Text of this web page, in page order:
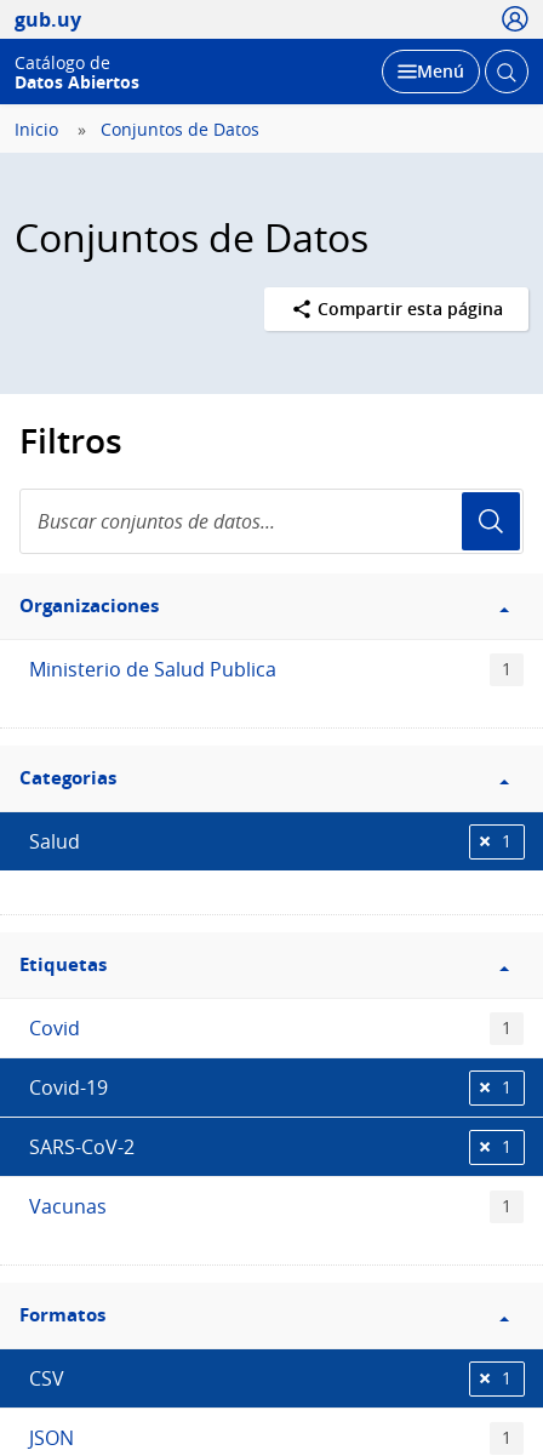
gub.uy
Catálogo de
Datos Abiertos
Desplegar
Menú Abrir
Inicio Conjuntos de Datos
Conjuntos de Datos
Compartir esta página
Filtros
conjuntos
de
Filtro
Organizaciones
Organizaciones
Ministerio de Salud Publica 1
Filtro
Categorias
Categorias
Salud 1
Filtro
Etiquetas
Etiquetas
Covid 1
Covid-19 1
SARS-CoV-2 1
Vacunas 1
Filtro
Formatos
Formatos
CSV 1
JSON 1